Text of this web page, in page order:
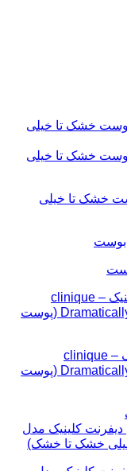
خشک تا خیلی
ژل آبرسان دراماتیکالی دیفرنت کلینیک – clinique
Dramatically Different Moisturizing Gel 125 ml (پوست